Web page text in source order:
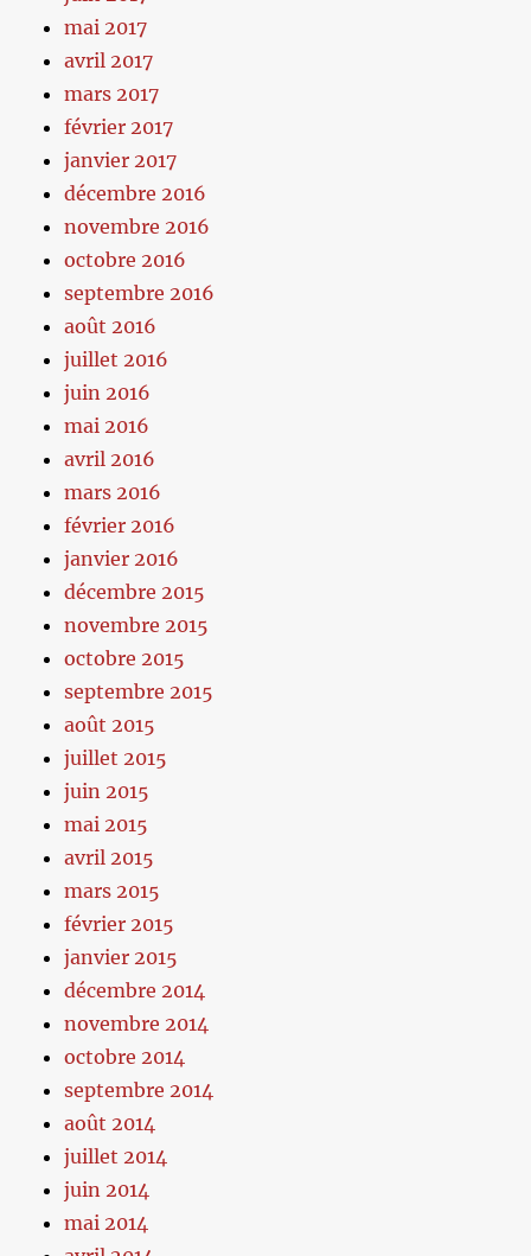
mai 2017
avril 2017
mars 2017
février 2017
janvier 2017
décembre 2016
novembre 2016
octobre 2016
septembre 2016
août 2016
juillet 2016
juin 2016
mai 2016
avril 2016
mars 2016
février 2016
janvier 2016
décembre 2015
novembre 2015
octobre 2015
septembre 2015
août 2015
juillet 2015
juin 2015
mai 2015
avril 2015
mars 2015
février 2015
janvier 2015
décembre 2014
novembre 2014
octobre 2014
septembre 2014
août 2014
juillet 2014
juin 2014
mai 2014